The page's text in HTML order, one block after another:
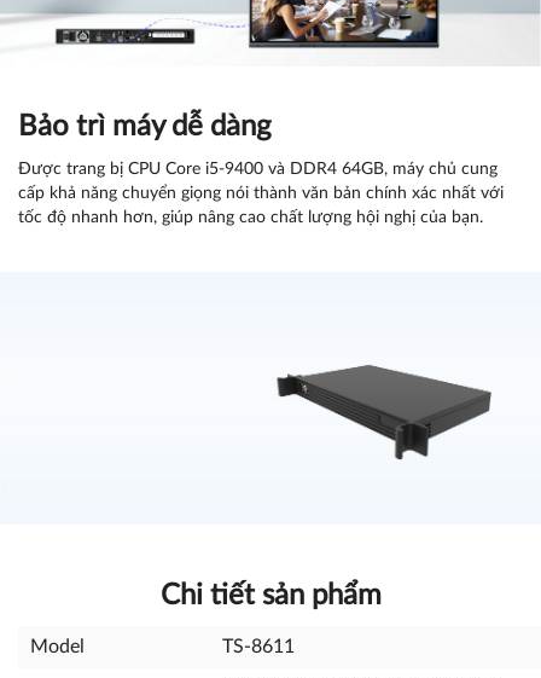
Bảo trì máy dễ dàng
Được trang bị CPU Core i5-9400 và DDR4 64GB, máy chủ cung
cấp khả năng chuyển giọng nói thành văn bản chính xác nhất với
tốc độ nhanh hơn, giúp nâng cao chất lượng hội nghị của bạn.
Chi tiết sản phẩm
Model TS-8611